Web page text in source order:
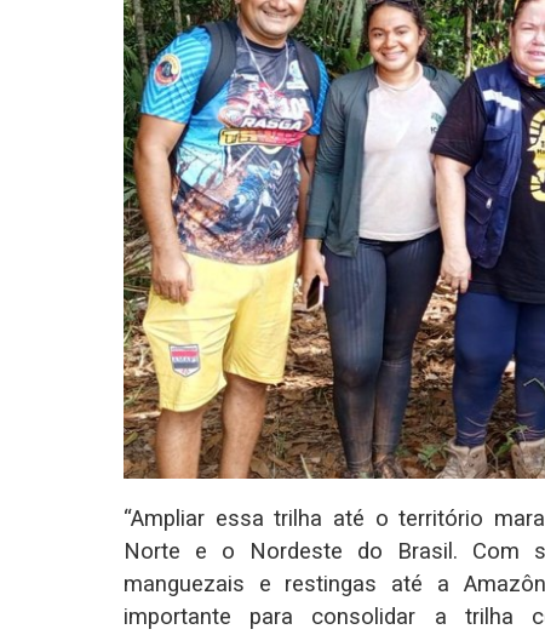
“Ampliar essa trilha até o território
Norte e o Nordeste do Brasil. Com
manguezais e restingas até a
importante para consolidar a trilha